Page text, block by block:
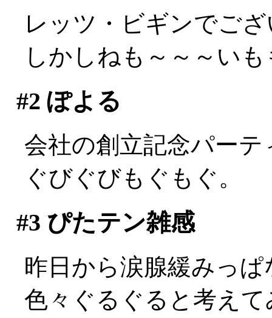
レッツ・ビギンでご
しかしねも～～～い
#2 ぽよる
会社の創立記念パー
ぐびぐびもぐもぐ。
#3 ぴたテン雑感
昨日から涙腺緩みっ
色々ぐるぐると考え